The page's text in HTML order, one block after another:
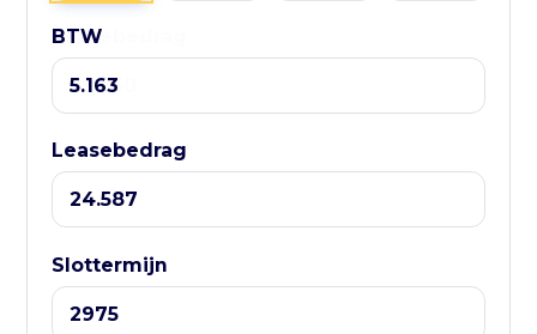
📱 WhatsApp:
085-060 3662
📧 E-mail:
info@gebruikteauto.nl
02092618
⏰ Openingstijden:
BTW
Leasebedrag
Leasebedrag
Slottermijn